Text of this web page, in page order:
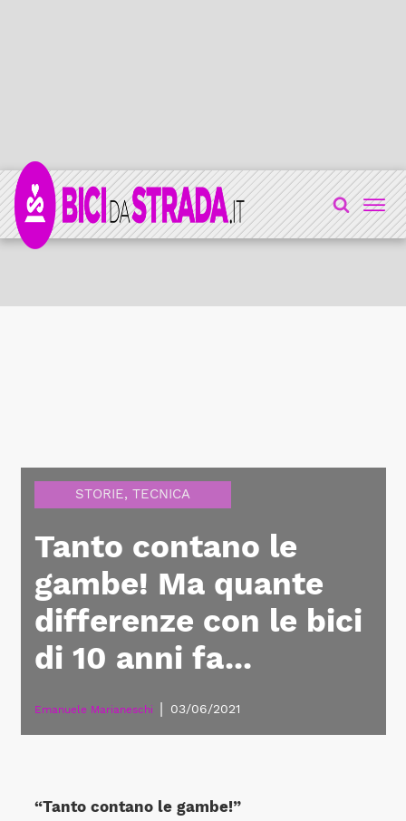
STORIE, TECNICA
Tanto contano le
gambe! Ma quante
differenze con le bici
di 10 anni fa...
Emanuele Marianeschi 03/06/2021
“Tanto contano le gambe!”